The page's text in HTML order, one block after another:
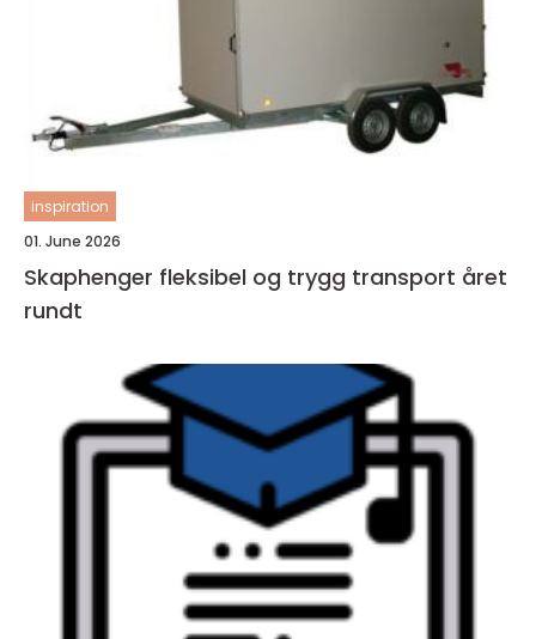
inspiration
01. June 2026
Skaphenger fleksibel og trygg transport året
rundt